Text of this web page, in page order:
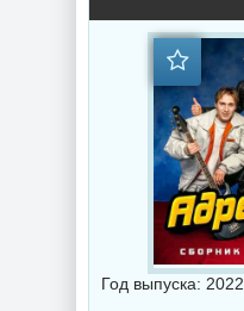
Год выпуска: 2022